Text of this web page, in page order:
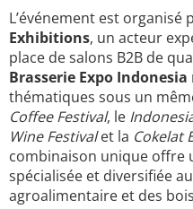
L’événement est organisé
Exhibitions, un acteur
place de salons B2B de
Brasserie Expo Indonesia
thématiques sous un
Coffee Festival, le
Wine Festivalet la Cokelat
combinaison unique offre
spécialisée et diversifiée
agroalimentaire et des